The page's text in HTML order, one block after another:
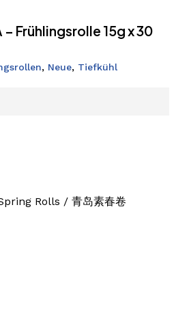
– Frühlingsrolle 15g x 30
, Neue, Tiefkühl
Rolls / 青岛素春卷